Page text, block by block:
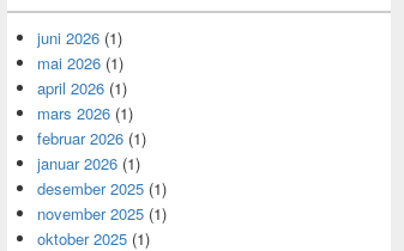
juni 2026 (1)
mai 2026 (1)
april 2026 (1)
mars 2026 (1)
februar 2026 (1)
januar 2026 (1)
desember 2025 (1)
november 2025 (1)
oktober 2025 (1)